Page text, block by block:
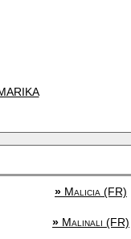
» Malicia (FR)
» Malinali (FR)